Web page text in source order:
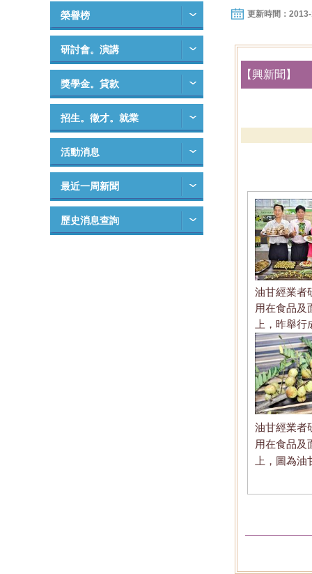
榮譽榜
研討會。演講
獎學金。貸款
招生。徵才。就業
活動消息
最近一周新聞
歷史消息查詢
更新時間：
【興新聞】
油甘經業者
用在食品及
上，昨舉
油甘經業者
用在食品及
上，圖為油